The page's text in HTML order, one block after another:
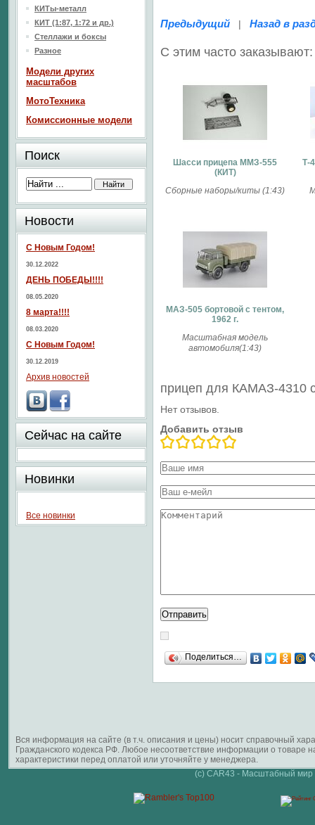
Предыдущий | Назад в
С этим часто заказывают:
Шасси прицепа ММЗ-555
(КИТ)
Сборные наборы/киты (1:43)
Т-
МАЗ-505 бортовой с тентом,
1962 г.
Масштабная модель
автомобиля(1:43)
прицеп для КАМАЗ-4310
Нет отзывов.
Добавить отзыв
Поделиться…
КИТы-металл
КИТ (1:87, 1:72 и др.)
Стеллажи и боксы
Разное
Модели других
масштабов
МотоТехника
Комиссионные модели
Поиск
Новости
С Новым Годом!
30.12.2022
ДЕНЬ ПОБЕДЫ!!!!
08.05.2020
8 марта!!!!
08.03.2020
С Новым Годом!
30.12.2019
Архив новостей
Сейчас на сайте
Новинки
Все новинки
Вся информация на сайте (в т.ч. описания и цены) носит справочный
Гражданского кодекса РФ. Любое несоответствие информации о
характеристики перед оплатой или уточняйте у менеджера.
(c) CAR43 - Масштабный мир